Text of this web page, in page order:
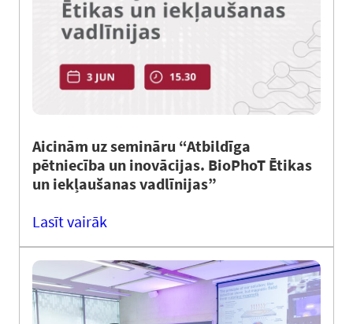
Aicinām uz semināru “Atbildīga
pētniecība un inovācijas. BioPhoT Ētikas
un iekļaušanas vadlīnijas”
Lasīt vairāk